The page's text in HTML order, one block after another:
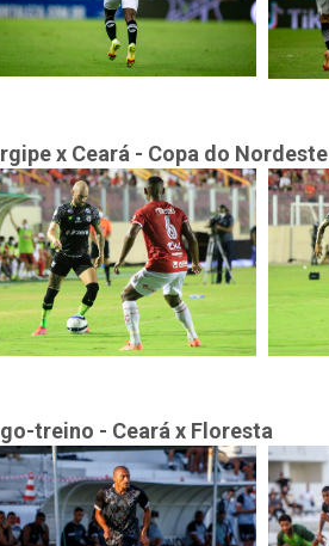
x Ceará - Copa do Nordeste
treino - Ceará x Floresta